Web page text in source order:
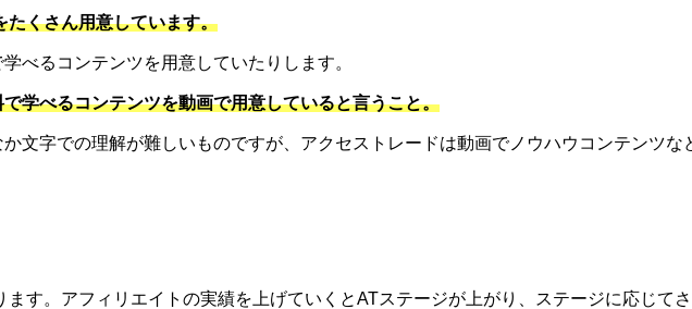
たくさん用意しています。
べるコンテンツを用意していたりします。
学べるコンテンツを動画で用意していると言うこと。
文字での理解が難しいものですが、アクセストレードは動画でノウハウコンテンツ
す。アフィリエイトの実績を上げていくとATステージが上がり、ステージに応じて